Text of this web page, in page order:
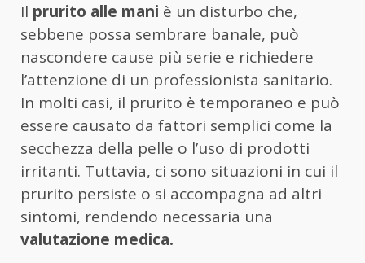
Il prurito alle mani è un disturbo che,
sebbene possa sembrare banale, può
nascondere cause più serie e richiedere
l’attenzione di un professionista sanitario.
In molti casi, il prurito è temporaneo e può
essere causato da fattori semplici come la
secchezza della pelle o l’uso di prodotti
irritanti. Tuttavia, ci sono situazioni in cui il
prurito persiste o si accompagna ad altri
sintomi, rendendo necessaria una
valutazione medica.